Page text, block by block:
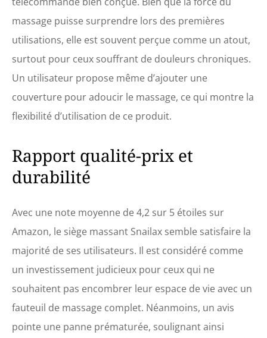
peut profiter d'un massage
global pour une relaxation
quotidienne à la maison ou
au bureau
massage puisse surprendre lors des premières
utilisations, elle est souvent perçue comme un atout,
surtout pour ceux souffrant de douleurs chroniques.
Un utilisateur propose même d’ajouter une
couverture pour adoucir le massage, ce qui montre la
flexibilité d’utilisation de ce produit.
Rapport qualité-prix et
durabilité
Avec une note moyenne de 4,2 sur 5 étoiles sur
Amazon, le siège massant Snailax semble satisfaire la
majorité de ses utilisateurs. Il est considéré comme
un investissement judicieux pour ceux qui ne
souhaitent pas encombrer leur espace de vie avec un
fauteuil de massage complet. Néanmoins, un avis
pointe une panne prématurée, soulignant ainsi